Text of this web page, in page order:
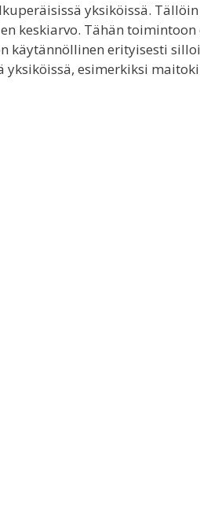
yksiköissä.
keskiarvo. Tähän
käytännöllinen erityisesti
esimerkiksi